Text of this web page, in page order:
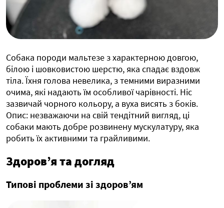
Собака породи мальтезе з характерною довгою,
білою і шовковистою шерстю, яка спадає вздовж
тіла. Їхня голова невелика, з темними виразними
очима, які надають їм особливої ​​чарівності. Ніс
зазвичай чорного кольору, а вуха висять з боків.
Опис: незважаючи на свій тендітний вигляд, ці
собаки мають добре розвинену мускулатуру, яка
робить їх активними та грайливими.
Здоров’я та догляд
Типові проблеми зі здоров’ям